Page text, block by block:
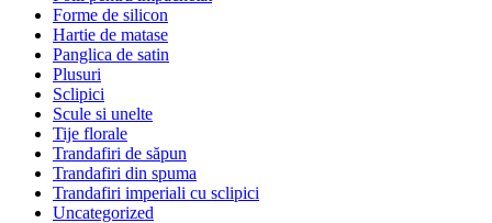
Forme de silicon
Hartie de matase
Panglica de satin
Plusuri
Sclipici
Scule si unelte
Tije florale
Trandafiri de săpun
Trandafiri din spuma
Trandafiri imperiali cu sclipici
Uncategorized